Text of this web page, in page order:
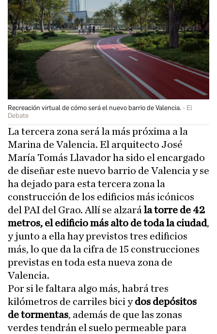
Recreación virtual de cómo será el nuevo barrio de Valencia.
El
Debate
La tercera zona será la más próxima a la
Marina de Valencia. El arquitecto José
María Tomás Llavador ha sido el encargado
de diseñar este nuevo barrio de Valencia y se
ha dejado para esta tercera zona la
construcción de los edificios más icónicos
del PAI del Grao. Allí se alzarála torre de 42
metros, el edificio más alto de toda la ciudad,
y junto a ella hay previstos tres edificios
más, lo que da la cifra de 15 construcciones
previstas en toda esta nueva zona de
Valencia.
Por si le faltara algo más, habrá tres
kilómetros de carriles bici ydos depósitos
de tormentas, además de que las zonas
verdes tendrán el suelo permeable para